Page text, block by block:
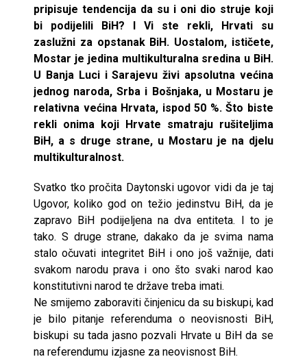
pripisuje tendencija da su i oni dio struje koji
bi podijelili BiH? I Vi ste rekli, Hrvati su
zaslužni za opstanak BiH. Uostalom, ističete,
Mostar je jedina multikulturalna sredina u BiH.
U Banja Luci i Sarajevu živi apsolutna većina
jednog naroda, Srba i Bošnjaka, u Mostaru je
relativna većina Hrvata, ispod 50 %. Što biste
rekli onima koji Hrvate smatraju rušiteljima
BiH, a s druge strane, u Mostaru je na djelu
multikulturalnost.
Svatko tko pročita Daytonski ugovor vidi da je taj
Ugovor, koliko god on težio jedinstvu BiH, da je
zapravo BiH podijeljena na dva entiteta. I to je
tako. S druge strane, dakako da je svima nama
stalo očuvati integritet BiH i ono još važnije, dati
svakom narodu prava i ono što svaki narod kao
konstitutivni narod te države treba imati.
Ne smijemo zaboraviti činjenicu da su biskupi, kad
je bilo pitanje referenduma o neovisnosti BiH,
biskupi su tada jasno pozvali Hrvate u BiH da se
na referendumu izjasne za neovisnost BiH.